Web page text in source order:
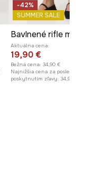
-42%
SUMMER SALE
Aktuálna cena:
19,90 €
Bežná cena: 34,90 €
Najnižšia cena za posledných
poskytnutím zľavy: 34,90 €